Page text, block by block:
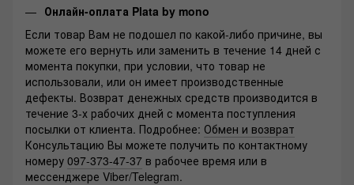
Онлайн-оплата Plata by mono
Если товар Вам не подошел по какой-либо причине, вы
можете его вернуть или заменить в течение 14 дней с
момента покупки, при условии, что товар не
использовали, или он имеет производственные
дефекты. Возврат денежных средств производится в
течение 3-х рабочих дней с момента поступления
посылки от клиента. Подробнее: Обмен и возврат
Консультацию Вы можете получить по контактному
номеру 097-373-47-37 в рабочее время или в
мессенджере Viber/Telegram.